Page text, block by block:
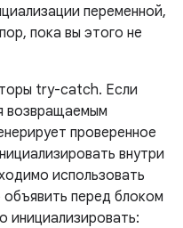
переменной,
пока вы этого не
try-catch. Если
возвращаемым
проверенное
внутри
использовать
перед блоком
инициализировать: